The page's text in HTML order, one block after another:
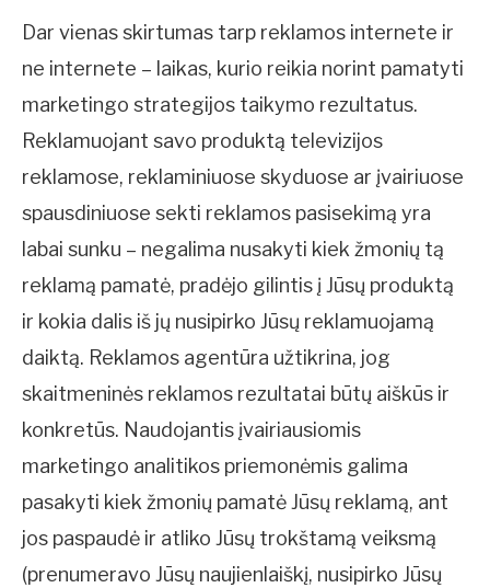
Dar vienas skirtumas tarp reklamos internete ir
ne internete – laikas, kurio reikia norint pamatyti
marketingo strategijos taikymo rezultatus.
Reklamuojant savo produktą televizijos
reklamose, reklaminiuose skyduose ar įvairiuose
spausdiniuose sekti reklamos pasisekimą yra
labai sunku – negalima nusakyti kiek žmonių tą
reklamą pamatė, pradėjo gilintis į Jūsų produktą
ir kokia dalis iš jų nusipirko Jūsų reklamuojamą
daiktą. Reklamos agentūra užtikrina, jog
skaitmeninės reklamos rezultatai būtų aiškūs ir
konkretūs. Naudojantis įvairiausiomis
marketingo analitikos priemonėmis galima
pasakyti kiek žmonių pamatė Jūsų reklamą, ant
jos paspaudė ir atliko Jūsų trokštamą veiksmą
(prenumeravo Jūsų naujienlaiškį, nusipirko Jūsų